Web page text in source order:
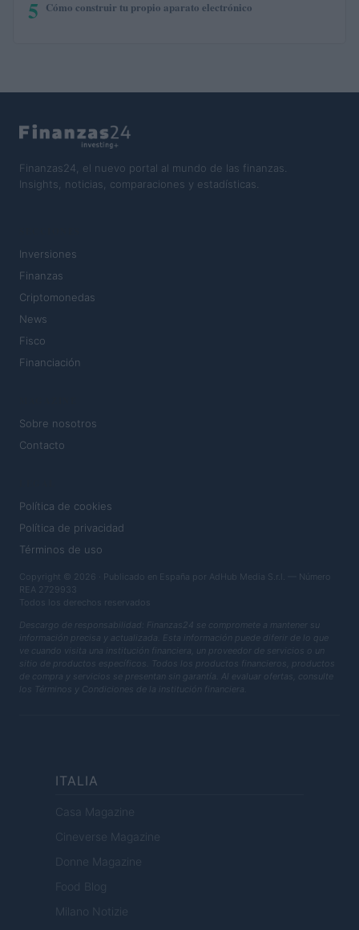
5 Cómo construir tu propio aparato electrónico
Finanzas24, el nuevo portal al mundo de las finanzas.
Insights, noticias, comparaciones y estadísticas.
Inversiones
Finanzas
Criptomonedas
News
Fisco
Financiación
Sobre nosotros
Contacto
Política de cookies
Política de privacidad
Términos de uso
Copyright © 2026 · Publicado en España por AdHub Media S.r.l. — Número
REA 2729933
Todos los derechos reservados
Descargo de responsabilidad: Finanzas24 se compromete a mantener su
información precisa y actualizada. Esta información puede diferir de lo que
ve cuando visita una institución financiera, un proveedor de servicios o un
sitio de productos específicos. Todos los productos financieros, productos
de compra y servicios se presentan sin garantía. Al evaluar ofertas, consulte
los Términos y Condiciones de la institución financiera.
ITALIA
Casa Magazine
Cineverse Magazine
Donne Magazine
Food Blog
Milano Notizie